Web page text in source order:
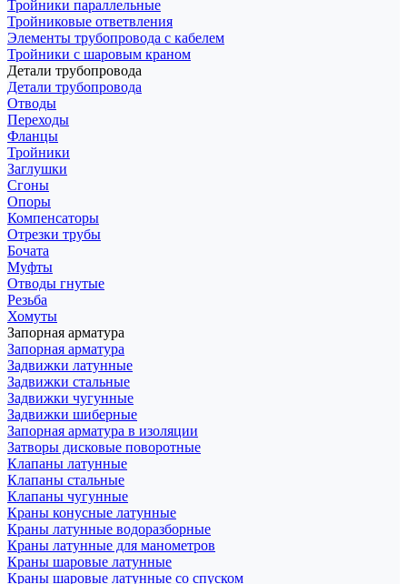
Тройники параллельные
Тройниковые ответвления
Элементы трубопровода с кабелем
Тройники с шаровым краном
Детали трубопровода
Детали трубопровода
Отводы
Переходы
Фланцы
Тройники
Заглушки
Сгоны
Опоры
Компенсаторы
Отрезки трубы
Бочата
Муфты
Отводы гнутые
Резьба
Хомуты
Запорная арматура
Запорная арматура
Задвижки латунные
Задвижки стальные
Задвижки чугунные
Задвижки шиберные
Запорная арматура в изоляции
Затворы дисковые поворотные
Клапаны латунные
Клапаны стальные
Клапаны чугунные
Краны конусные латунные
Краны латунные водоразборные
Краны латунные для манометров
Краны шаровые латунные
Краны шаровые латунные со спуском